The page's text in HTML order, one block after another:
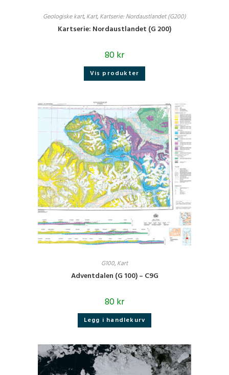
Geologiske kart, Kart, Kartserie: Nordaustlandet (G200)
Kartserie: Nordaustlandet (G 200)
80kr
Vis produkter
G100, Kart
Adventdalen (G 100) – C9G
80kr
Legg i handlekurv